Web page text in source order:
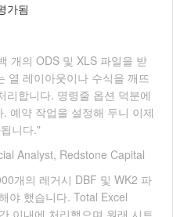
가됨
개의 ODS 및 XLS 파일을 받
열 레이아웃이나 수식을 깨뜨
리합니다. 명령줄 옵션 덕분에
예약 작업을 설정해 두니 이제
니다."
Analyst, Redstone Capital
개의 레거시 DBF 및 WK2 파
야 했습니다. Total Excel